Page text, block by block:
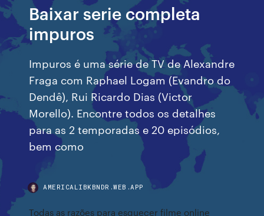
Baixar serie completa
impuros
Impuros é uma série de TV de Alexandre
Fraga com Raphael Logam (Evandro do
Dendê), Rui Ricardo Dias (Victor
Morello). Encontre todos os detalhes
para as 2 temporadas e 20 episódios,
bem como
AMERICALIBKBNDR.WEB.APP
Todas as razões para esquecer filme online